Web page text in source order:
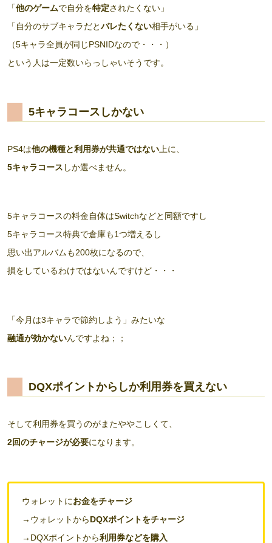
「他のゲームで自分を特定されたくない」
「自分のサブキャラだとバレたくない相手がいる」
（5キャラ全員が同じPSNIDなので・・・）
という人は一定数いらっしゃいそうです。
5キャラコースしかない
PS4は他の機種と利用券が共通ではない 上に、
5キャラコース しか選べません。
5キャラコースの料金自体はSwitchなどと同額ですし
5キャラコース特典で倉庫も1つ増えるし
思い出アルバムも200枚になるので、
損をしているわけではないんですけど・・・
「今月は3キャラで節約しよう」みたいな
融通が効かないんですよね；；
DQXポイントからしか利用券を買えない
そして利用券を買うのがまたややこしくて、
2回のチャージが必要になります。
ウォレットにお金をチャージ
→ ウォレットからDQXポイントをチャージ
→ DQXポイントから利用券などを購入